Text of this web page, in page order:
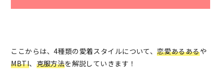
ここからは、4種類の愛着スタイルについて、恋愛あるあるや
MBTI、 克服方法を解説していきます！